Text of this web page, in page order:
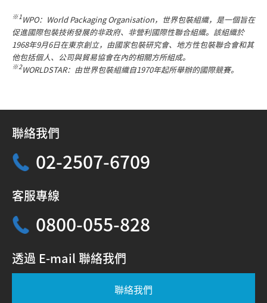
※1WPO：World Packaging Organisation，世界包裝組織，是一個旨在
促進國際包裝技術發展的非政府、非營利國際性聯合組織。該組織於
1968年9月6日在東京創立，由國家包裝研究會、地方性包裝聯合會和其
他包括個人、公司與貿易協會在內的相關方所組成。
※2WORLDSTAR：由世界包裝組織自1970年起所舉辦的國際競賽。
聯絡我們
02-2507-6709
客服專線
0800-055-828
透過 E-mail 聯絡我們
聯絡我們